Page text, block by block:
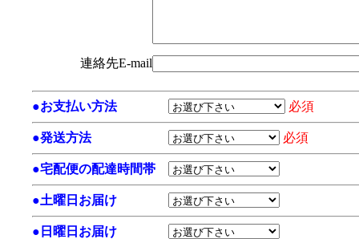
連絡先E-mail
●お支払い方法 必須
●発送方法 必須
●宅配便の配達時間帯
●土曜日お届け
● 日曜日お届け